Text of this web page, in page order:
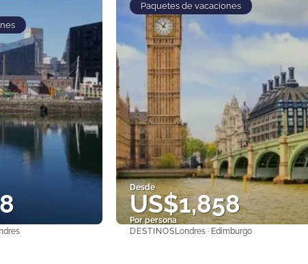
Paquetes de vacaciones
Desde
US$1,858
Por persona
DESTINOS Londres · Edimburgo